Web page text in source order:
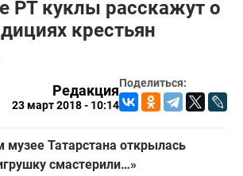
РТ куклы расскажут о
крестьян
Поделиться:
Редакция
23 март 2018 - 10:14
музее Татарстана открылась
смастерили…»